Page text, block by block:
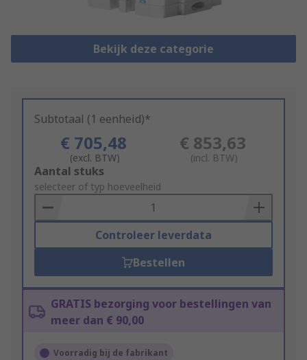
Bekijk deze categorie
Subtotaal (1 eenheid)*
€ 705,48
(excl. BTW)
€ 853,63
(incl. BTW)
Add
to
Basket
Aantal stuks
selecteer of typ hoeveelheid
Controleer leverdata
Bestellen
GRATIS bezorging voor bestellingen van
meer dan € 90,00
Voorradig bij de fabrikant